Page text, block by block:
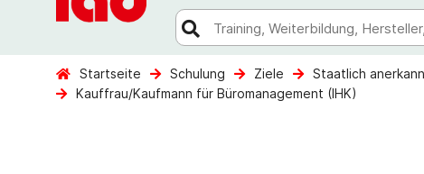
Startseite Schulung Ziele Staatlich
Kauffrau/Kaufmann für Büromanagement (IHK)